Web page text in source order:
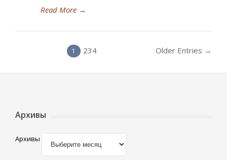
Read More →
1 234 Older Entries →
Архивы
Архивы